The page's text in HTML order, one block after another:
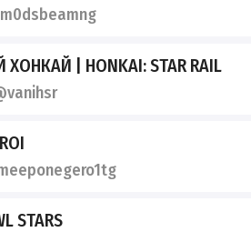
| HONKAI: STAR RAIL
STARS